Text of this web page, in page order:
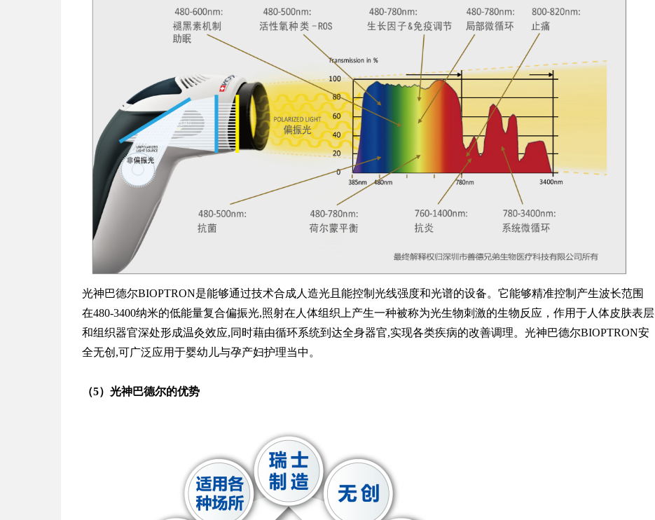
光神巴德尔BIOPTRON是能够通过技术合成人造光且能控制光线强度和光谱的设备。它能够精准控制产生波长范围
在480-3400纳米的低能量复合偏振光,照射在人体组织上产生一种被称为光生物刺激的生物反应，作用于人体皮肤表层
和组织器官深处形成温灸效应,同时藉由循环系统到达全身器官,实现各类疾病的改善调理。 光神巴德尔BIOPTRON安
全无创,可广泛应用于婴幼儿与孕产妇护理当中。
（5）光神巴德尔的优势